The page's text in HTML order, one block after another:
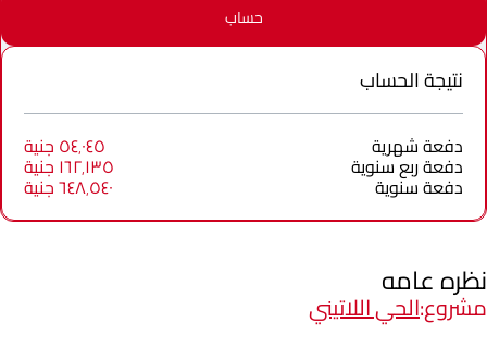
حساب
نتيجة الحساب
دفعة شهرية ٥٤٬٠٤٥ جنية
دفعة ربع سنوية ١٦٢٬١٣٥ جنية
دفعة سنوية ٦٤٨٬٥٤٠ جنية
نظره عامه
مشروع:الحي اللاتيني